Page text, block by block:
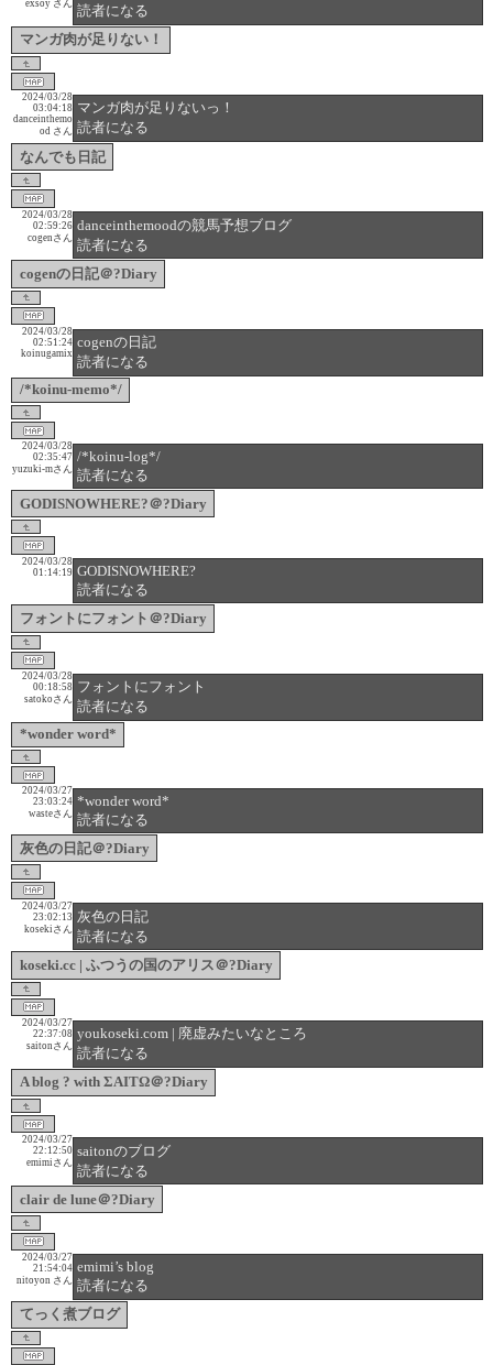
読者になる
マンガ肉が足りない！
exsoy さん
マンガ肉が足りないっ！
読者になる
2024/03/28
03:04:18
なんでも日記
danceinthemo
od さん
danceinthemoodの競馬予想ブログ
読者になる
2024/03/28
02:59:26
cogenの日記＠?Diary
cogenさん
cogenの日記
読者になる
2024/03/28
02:51:24
/*koinu-memo*/
koinugamix
/*koinu-log*/
読者になる
2024/03/28
02:35:47
GODISNOWHERE?＠?Diary
yuzuki-mさん
GODISNOWHERE?
読者になる
2024/03/28
01:14:19
フォントにフォント＠?Diary
フォントにフォント
読者になる
2024/03/28
00:18:58
*wonder word*
satokoさん
*wonder word*
読者になる
2024/03/27
23:03:24
灰色の日記＠?Diary
wasteさん
灰色の日記
読者になる
2024/03/27
23:02:13
koseki.cc | ふつうの国のアリス＠?Diary
kosekiさん
youkoseki.com | 廃虚みたいなところ
読者になる
2024/03/27
22:37:08
A blog ? with ΣΑΙΤΩ＠?Diary
saitonさん
saitonのブログ
読者になる
2024/03/27
22:12:50
clair de lune＠?Diary
emimiさん
emimi’s blog
読者になる
2024/03/27
21:54:04
てっく煮ブログ
nitoyon さん